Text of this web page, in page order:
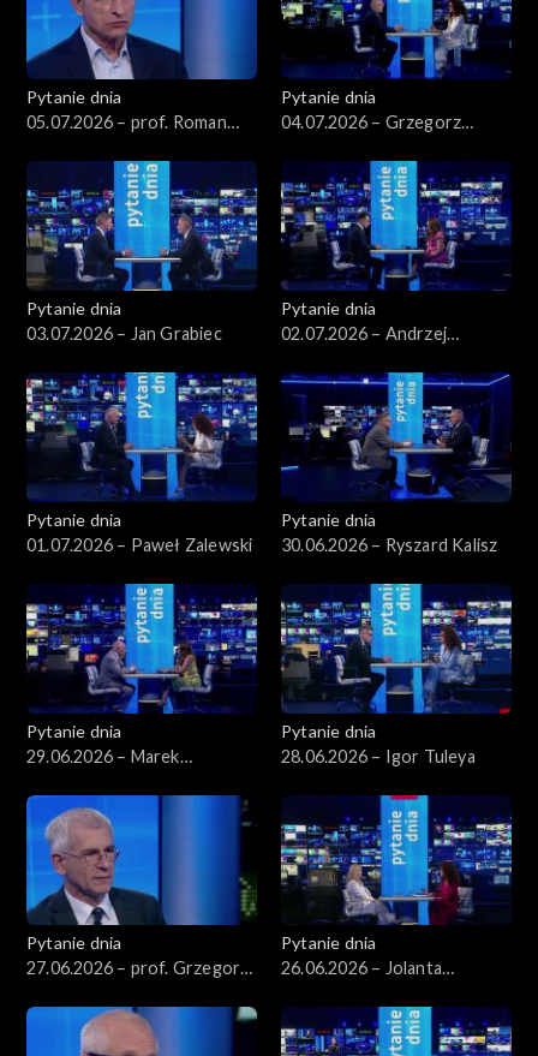
Pytanie dnia
05.07.2026 – prof. Roman
Pytanie dnia
04.07.2026 – Grzegorz
Pytanie dnia
03.07.2026 – Jan Grabiec
Pytanie dnia
02.07.2026 – Andrzej
Pytanie dnia
01.07.2026 – Paweł Zalewski
Pytanie dnia
30.06.2026 – Ryszard Kalisz
Pytanie dnia
29.06.2026 – Marek
Pytanie dnia
28.06.2026 – Igor Tuleya
Pytanie dnia
27.06.2026 – prof. Grzegorz
Pytanie dnia
26.06.2026 – Jolanta